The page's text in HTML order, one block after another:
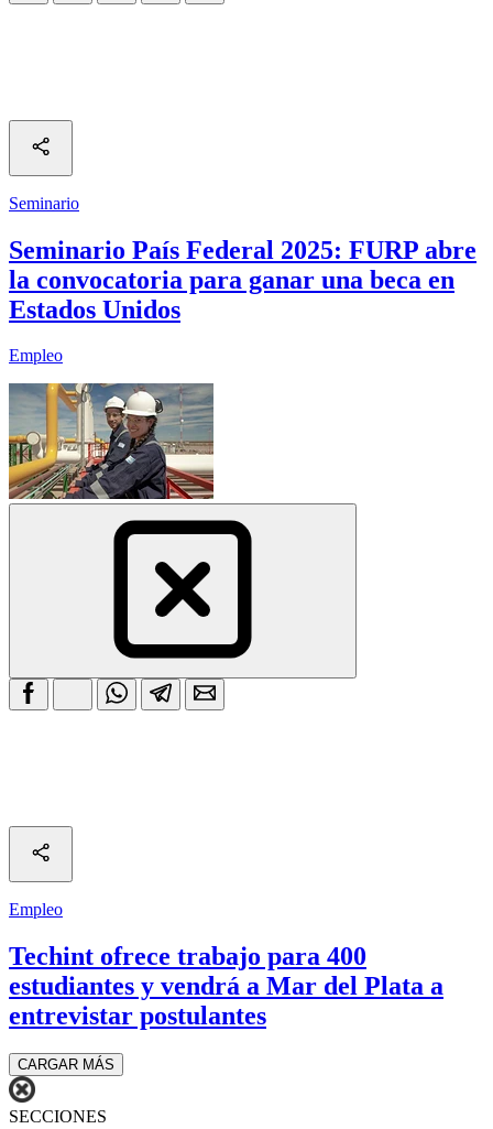
Seminario
Seminario País Federal 2025: FURP abre
la convocatoria para ganar una beca en
Estados Unidos
Empleo
Empleo
Techint ofrece trabajo para 400
estudiantes y vendrá a Mar del Plata a
entrevistar postulantes
CARGAR MÁS
SECCIONES